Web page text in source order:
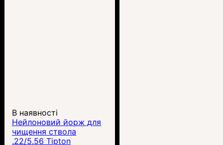
В наявності
Нейлоновий йорж для
чищення ствола
.22/5.56 Tipton